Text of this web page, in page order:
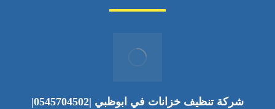
شركة تنظيف خزانات في ابوظبي |0545704502|